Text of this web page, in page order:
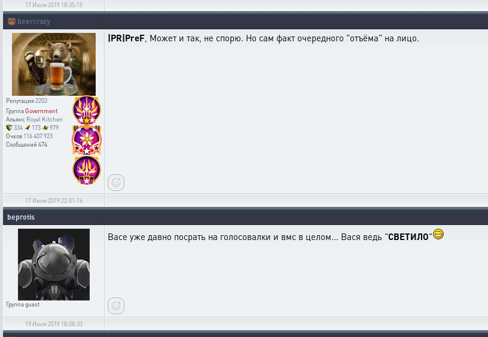
17 Июля 2019 18:35:15
🐻 beercrazy
Репутация2203
ГруппаGovernment
Альянс Royal Kitchen
334
173
979
Очков 116 407 923
Сообщений 474
|PR|PreF, Может и так, не спорю. Но сам факт очередного "отъёма" на лицо.
17 Июля 2019 22:01:16
beprotis
Группаguest
Васе уже давно посрать на голосовалки и вмс в целом... Вася ведь "СВЕТИЛО"
19 Июля 2019 18:08:33